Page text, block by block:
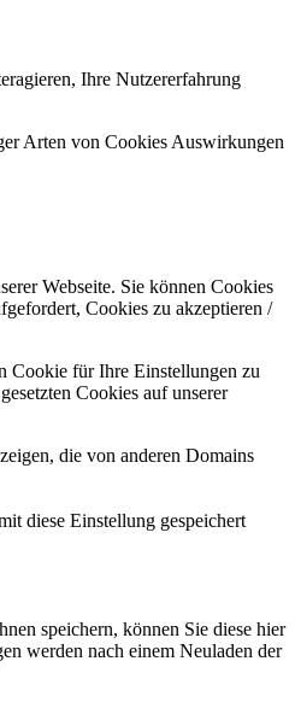
Ihre Nutzererfahrung
Arten von Cookies Auswirkungen
Webseite. Sie können Cookies
Cookies zu akzeptieren /
Cookie für Ihre Einstellungen zu
Cookies auf unserer
die von anderen Domains
diese Einstellung gespeichert
speichern, können Sie diese hier
werden nach einem Neuladen der